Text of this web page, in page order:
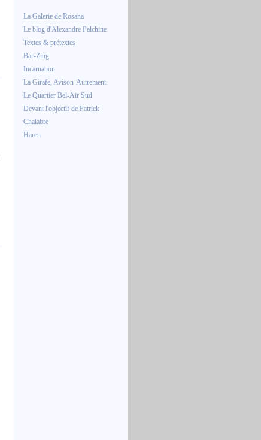
La Galerie de Rosana
Le blog d'Alexandre Palchine
Textes & prétextes
Bar-Zing
Incarnation
La Girafe, Avison-Autrement
Le Quartier Bel-Air Sud
Devant l'objectif de Patrick
Chalabre
Haren